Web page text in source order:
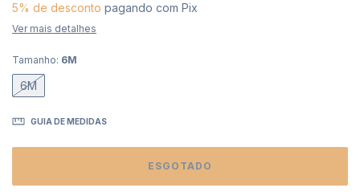
5% de desconto pagando com Pix
Ver mais detalhes
Tamanho: 6M
6M
GUIA DE MEDIDAS